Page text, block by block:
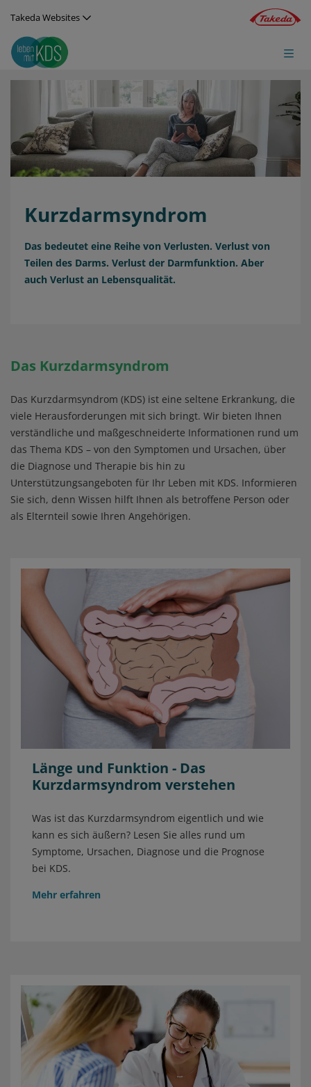
Takeda Websites
Kurzdarmsyndrom
Das bedeutet eine Reihe von Verlusten. Verlust von
Teilen des Darms. Verlust der Darmfunktion. Aber
auch Verlust an Lebensqualität.
Das Kurzdarmsyndrom
Das Kurzdarmsyndrom (KDS) ist eine seltene Erkrankung, die
viele Herausforderungen mit sich bringt. Wir bieten Ihnen
verständliche und maßgeschneiderte Informationen rund um
das Thema KDS – von den Symptomen und Ursachen, über
die Diagnose und Therapie bis hin zu
Unterstützungsangeboten für Ihr Leben mit KDS. Informieren
Sie sich, denn Wissen hilft Ihnen als betroffene Person oder
als Elternteil sowie Ihren Angehörigen.
Länge und Funktion - Das
Kurzdarmsyndrom verstehen
Was ist das Kurzdarmsyndrom eigentlich und wie
kann es sich äußern? Lesen Sie alles rund um
Symptome, Ursachen, Diagnose und die Prognose
bei KDS.
Mehr erfahren